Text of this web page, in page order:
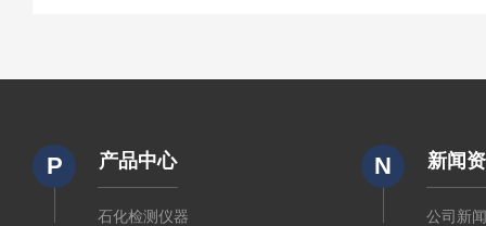
P 产品中心
石化检测仪器
N 新闻
公司新